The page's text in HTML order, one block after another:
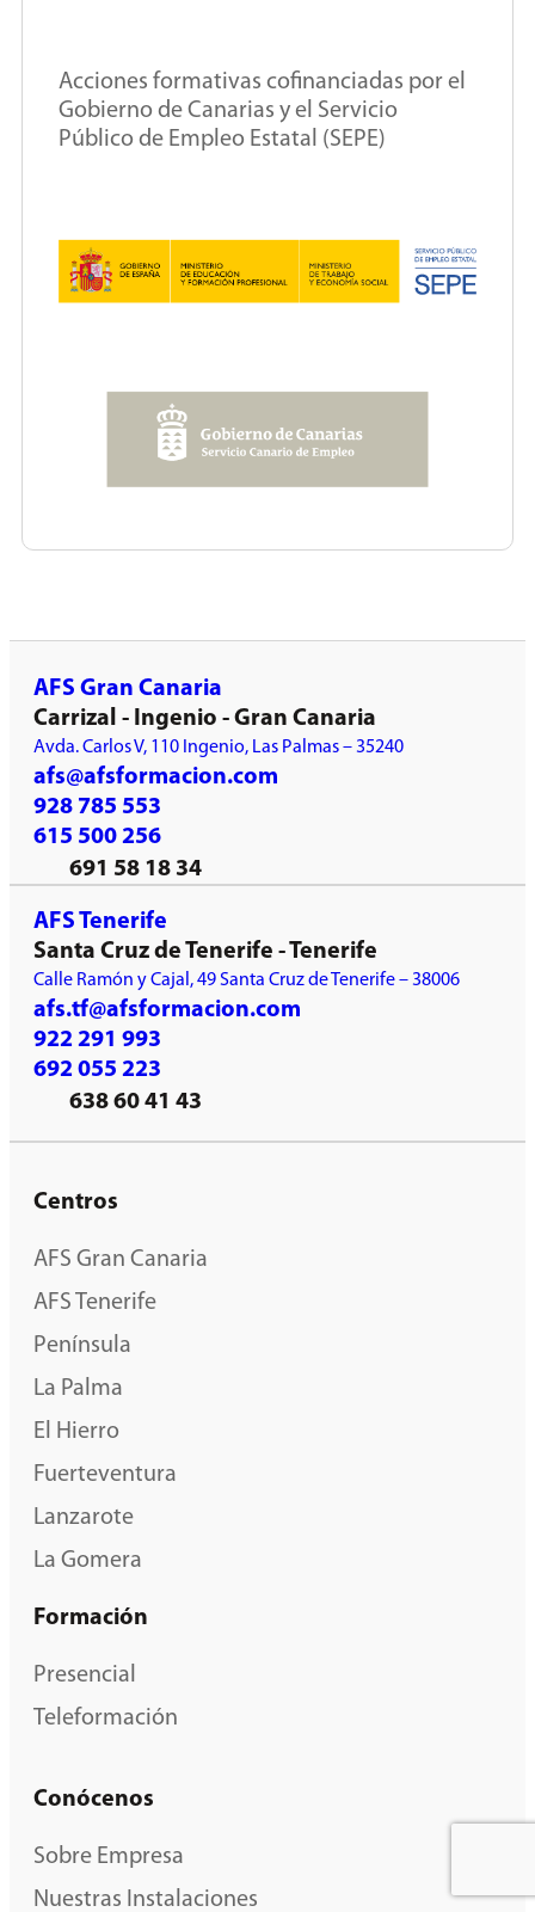
Acciones formativas cofinanciadas por el
Gobierno de Canarias y el Servicio
Público de Empleo Estatal (SEPE)
AFS Gran Canaria
Carrizal - Ingenio - Gran Canaria
Avda. Carlos V, 110 Ingenio, Las Palmas – 35240
afs@afsformacion.com
928 785 553
615 500 256
691 58 18 34
AFS Tenerife
Santa Cruz de Tenerife - Tenerife
Calle Ramón y Cajal, 49 Santa Cruz de Tenerife – 38006
afs.tf@afsformacion.com
922 291 993
692 055 223
638 60 41 43
Centros
AFS Gran Canaria
AFS Tenerife
Península
La Palma
El Hierro
Fuerteventura
Lanzarote
La Gomera
Formación
Presencial
Teleformación
Conócenos
Sobre Empresa
Nuestras Instalaciones